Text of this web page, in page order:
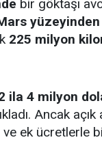
bir göktaşı
225 milyon
ila 4 milyon
Ancak
ve ek ücretlerle